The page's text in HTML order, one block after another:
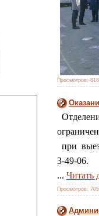
Просмотров: 818
при
3-49-06.
... Читать
Просмотров: 705